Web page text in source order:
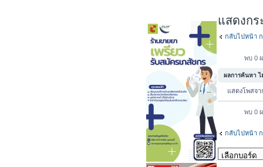
แสดงก
กลับไปหน้า
พบ 0
ผลการค้นหา
แสดงโพสจ
พบ 0
กลับไปหน้า